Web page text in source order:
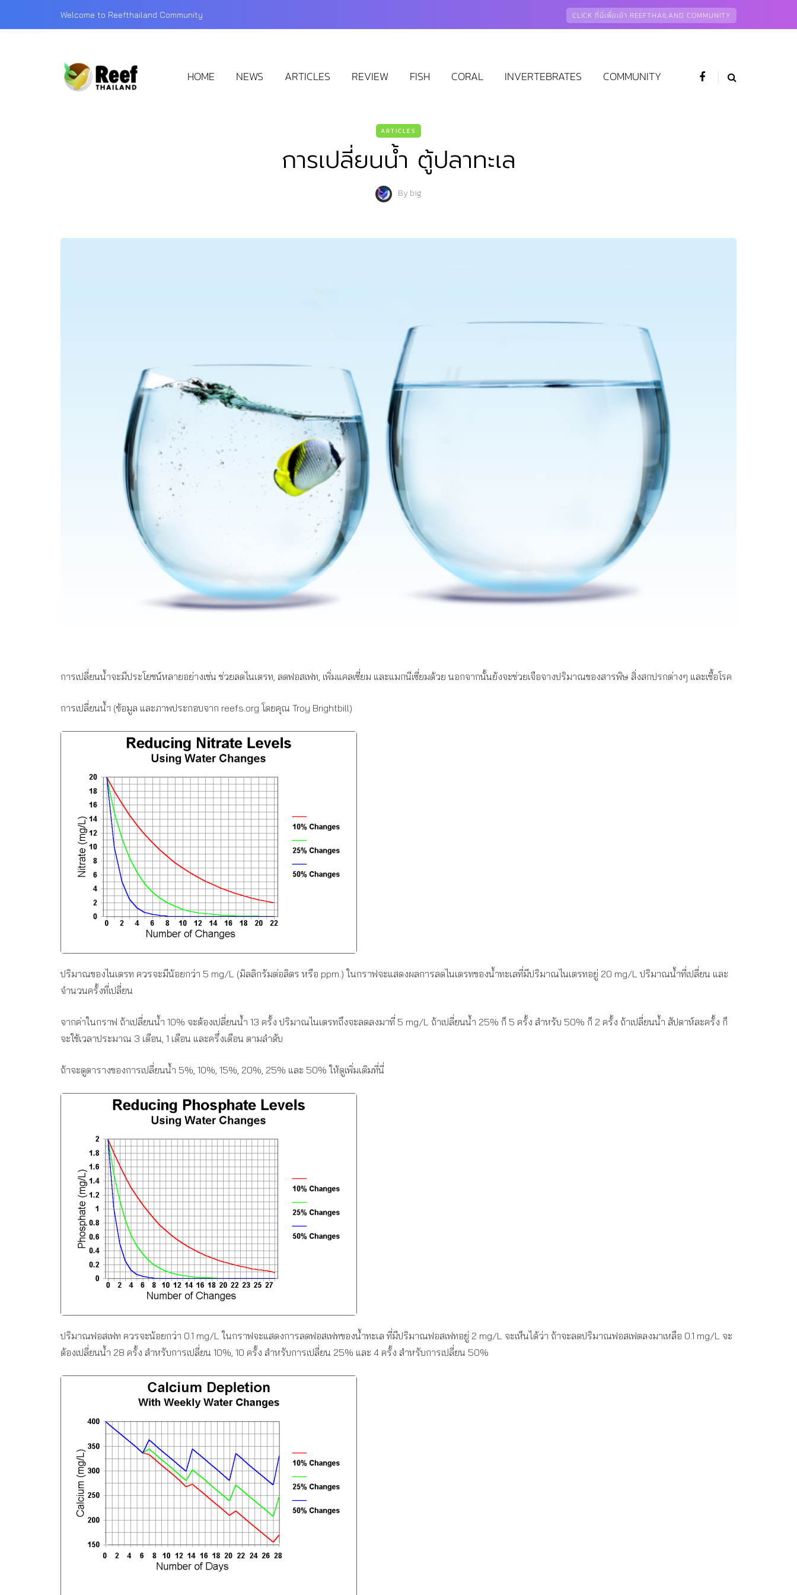
Welcome to Reefthailand Community CLICK ที่นี่เพื่อเข้า REEFTHAILAND COMMUNITY
HOME NEWS ARTICLES REVIEW FISH CORAL INVERTEBRATES COMMUNITY
ARTICLES
การเปลี่ยนน้ำ ตู้ปลาทะเล
Bybig
การเปลี่ยนน้ำจะมีประโยชน์หลายอย่างเช่น ช่วยลดไนเตรท, ลดฟอสเฟท, เพิ่มแคลเซี่ยม และแมกนีเซี่ยมด้วย นอกจากนั้นยังจะช่วยเจือจางปริมาณของสารพิษ สิ่งสกปรกต่างๆ และเชื้อโรค
การเปลี่ยนน้ำ (ข้อมูล และภาพประกอบจาก reefs.org โดยคุณ Troy Brightbill)
ปริมาณของไนเตรท ควรจะมีน้อยกว่า 5 mg/L (มิลลิกรัมต่อลิตร หรือ ppm.) ในกราฟจะแสดงผลการลดไนเตรทของน้ำทะเลที่มีปริมาณไนเตรทอยู่ 20 mg/L ปริมาณน้ำที่เปลี่ยน และ
จำนวนครั้งที่เปลี่ยน
จากค่าในกราฟ ถ้าเปลี่ยนน้ำ 10% จะต้องเปลี่ยนน้ำ 13 ครั้ง ปริมาณไนเตรทถึงจะลดลงมาที่ 5 mg/L ถ้าเปลี่ยนน้ำ 25% ก็ 5 ครั้ง สำหรับ 50% ก็ 2 ครั้ง ถ้าเปลี่ยนน้ำ สัปดาห์ละครั้ง ก็
จะใช้เวลาประมาณ 3 เดือน, 1 เดือน และครึ่งเดือน ตามลำดับ
ถ้าจะดูตารางของการเปลี่ยนน้ำ 5%, 10%, 15%, 20%, 25% และ 50% ให้ดูเพิ่มเติมที่นี่
ปริมาณฟอสเฟท ควรจะน้อยกว่า 0.1 mg/L ในกราฟจะแสดงการลดฟอสเฟทของน้ำทะเล ที่มีปริมาณฟอสเฟทอยู่ 2 mg/L จะเห็นได้ว่า ถ้าจะลดปริมาณฟอสเฟตลงมาเหลือ 0.1 mg/L จะ
ต้องเปลี่ยนน้ำ 28 ครั้ง สำหรับการเปลี่ยน 10%, 10 ครั้ง สำหรับการเปลี่ยน 25% และ 4 ครั้ง สำหรับการเปลี่ยน 50%